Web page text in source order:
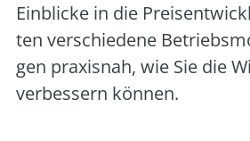
Ein­bli­cke in die
ten ver­schie­de­ne
gen pra­xis­nah, wie Sie die
ver­bes­sern kön­nen.